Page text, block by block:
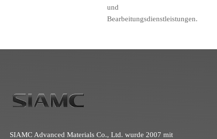
und
Bearbeitungsdienstleistungen.
SIAMC Advanced Materials Co., Ltd. wurde 2007 mit